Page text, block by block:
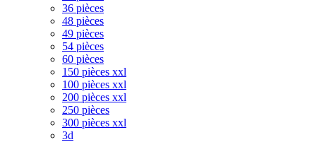
36 pièces
48 pièces
49 pièces
54 pièces
60 pièces
150 pièces xxl
100 pièces xxl
200 pièces xxl
250 pièces
300 pièces xxl
3d